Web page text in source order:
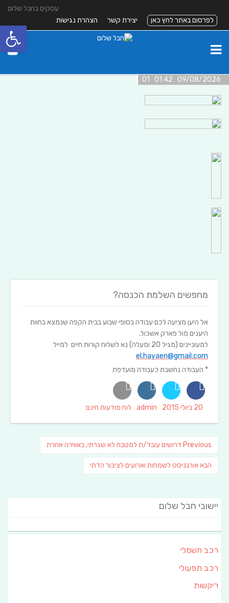
עסקים בחבל שלום
לפרסום באתר לחץ כאן
יצירת קשר הצהרת נגישות
09/08/2026 01:42 01
מחפשים השלמת הכנסה?
אל היען מציעה לכם עבודה בסופי שבוע בבית הקפה שנמצא בחוות
היענים מול פארק אשכול.
למעוניינים (מגיל 20 ומעלה) נא לשלוח קורות חיים למייל
el.hayaen@gmail.com
* העבודה נחשבת כעבודה מועדפת
Posted
20 ביולי 2015 Author
admin
Categories
לוח מודעות חינם
Previous
Previous
דרושים עובד/ת למטבח לא שגרתי, באווירה אחרת
הבא פוסט
אורגניסט לשמחות וארועים לציבור הדתי
יישובי חבל שלום
רכב חשמלי
רכב תפעולי
ריקשות
פתח